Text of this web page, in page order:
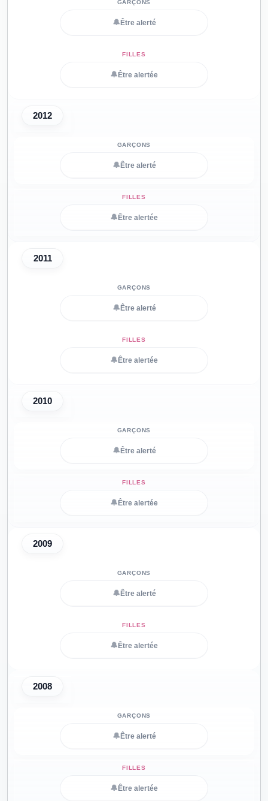
🔔 Être alerté
🔔 Être alertée
2012
🔔 Être alerté
🔔 Être alertée
2011
🔔 Être alerté
🔔 Être alertée
2010
🔔 Être alerté
🔔 Être alertée
2009
🔔 Être alerté
🔔 Être alertée
2008
🔔 Être alerté
🔔 Être alertée